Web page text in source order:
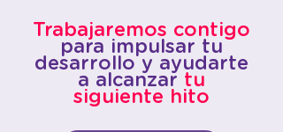
Trabajaremos contigo
para impulsar tu
desarrollo y ayudarte
a alcanzar tu
siguiente hito